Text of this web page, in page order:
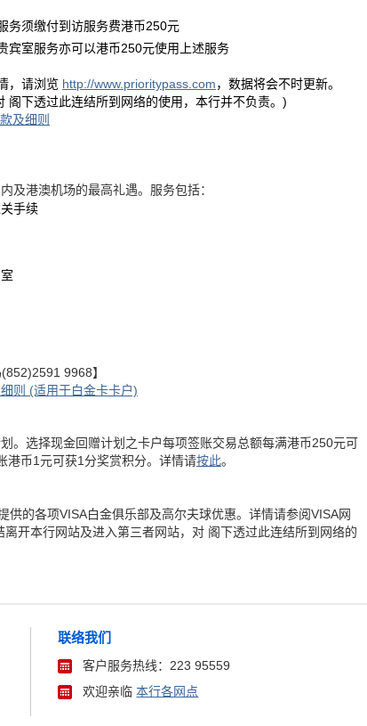
务须缴付到访服务费港币250元
宾室服务亦可以港币250元使用上述服务
，请浏览 http://www.prioritypass.com，数据将会不时更新。
下透过此连结所到网络的使用，本行并不负责。)
及细则
及港澳机场的最高礼遇。服务包括：
手续
9968】
则 (适用于白金卡卡户)
。选择现金回赠计划之卡户每项签账交易总额每满港币250元可
港币1元可获1分奖赏积分。详情请按此。
供的各项VISA白金俱乐部及高尔夫球优惠。详情请参阅VISA网
开本行网站及进入第三者网站，对 阁下透过此连结所到网络的
联络我们
客户服务热线：223 95559
欢迎亲临本行各网点